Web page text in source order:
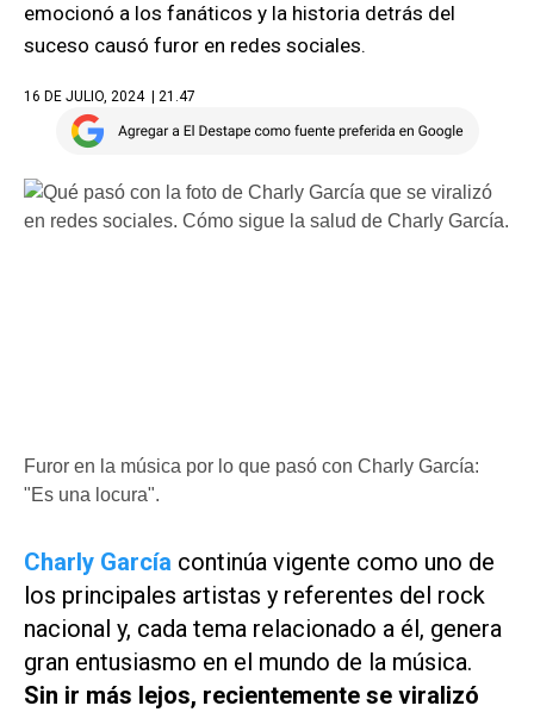
emocionó a los fanáticos y la historia detrás del
suceso causó furor en redes sociales.
16 DE JULIO, 2024 | 21.47
Furor en la música por lo que pasó con Charly García:
"Es una locura".
Charly García continúa vigente como uno de
los principales artistas y referentes del rock
nacional y, cada tema relacionado a él, genera
gran entusiasmo en el mundo de la música.
Sin ir más lejos, recientemente se viralizó